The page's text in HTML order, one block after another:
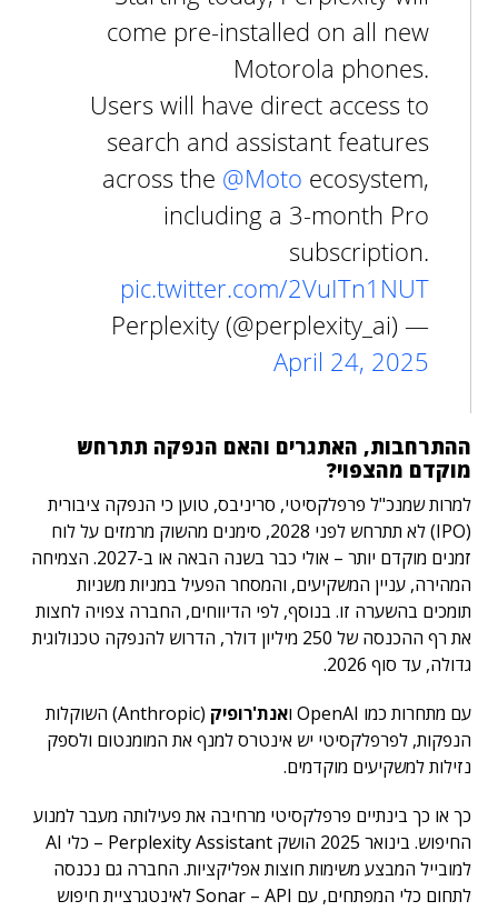
come pre-installed on all new
Motorola phones.
Users will have direct access to
search and assistant features
across the @Moto ecosystem,
including a 3-month Pro
subscription.
pic.twitter.com/2VuITn1NUT
— Perplexity (@perplexity_ai)
April 24, 2025
ההתרחבות, האתגרים והאם הנפקה תתרחש
מוקדם מהצפוי?
למרות שמנכ"ל פרפלקסיטי, סריניבס, טוען כי הנפקה ציבורית
(IPO) לא תתרחש לפני 2028, סימנים מהשוק מרמזים על לוח
זמנים מוקדם יותר – אולי כבר בשנה הבאה או ב-2027. הצמיחה
המהירה, עניין המשקיעים, והמסחר הפעיל במניות משניות
תומכים בהשערה זו. בנוסף, לפי הדיווחים, החברה צפויה לחצות
את רף ההכנסה של 250 מיליון דולר, הדרוש להנפקה טכנולוגית
גדולה, עד סוף 2026.
עם מתחרות כמו OpenAI ו
אנת'רופיק
(Anthropic) השוקלות
הנפקות, לפרפלקסיטי יש אינטרס למנף את המומנטום ולספק
נזילות למשקיעים מוקדמים.
כך או כך בינתיים פרפלקסיטי מרחיבה את פעילותה מעבר למנוע
החיפוש. בינואר 2025 הושק Perplexity Assistant – כלי AI
למובייל המבצע משימות חוצות אפליקציות. החברה גם נכנסה
לתחום כלי המפתחים, עם Sonar – API לאינטגרציית חיפוש